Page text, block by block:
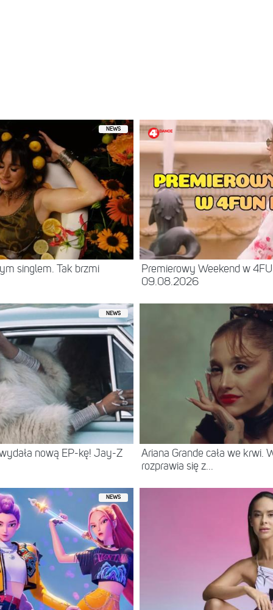
NEWS
singlem. Tak brzmi
Premierowy Weekend w
09.08.2026
NEWS
nową EP-kę! Jay-Z
Ariana Grande cała we krwi.
rozprawia się z...
NEWS